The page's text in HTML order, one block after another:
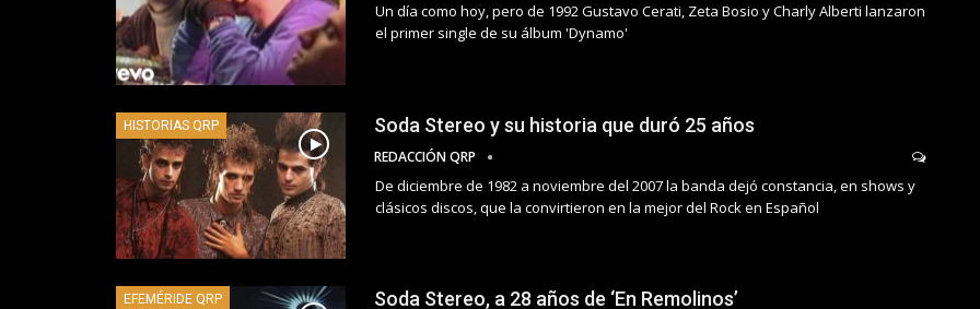
Un día como hoy, pero de 1992 Gustavo Cerati, Zeta Bosio y Charly Alberti lanzaron
el primer single de su álbum 'Dynamo'
HISTORIAS QRP Soda Stereo y su historia que duró 25 años
REDACCIÓN QRP
De diciembre de 1982 a noviembre del 2007 la banda dejó constancia, en shows y
clásicos discos, que la convirtieron en la mejor del Rock en Español
EFEMÉRIDE QRP Soda Stereo, a 28 años de ‘En Remolinos’